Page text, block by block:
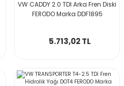
VW CADDY 2.0 TDI Arka Fren Diski
FERODO Marka DDF1895
5.713,02 TL